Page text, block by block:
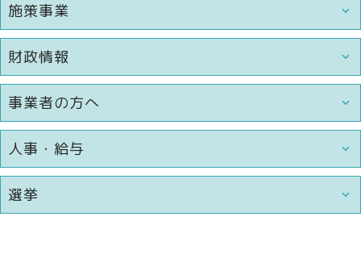
施策事業
財政情報
事業者の方へ
人事・給与
選挙